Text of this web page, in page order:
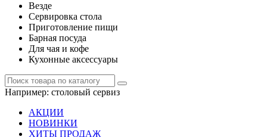
Везде
Сервировка стола
Приготовление пищи
Барная посуда
Для чая и кофе
Кухонные аксессуары
Например: столовый сервиз
АКЦИИ
НОВИНКИ
ХИТЫ ПРОДАЖ